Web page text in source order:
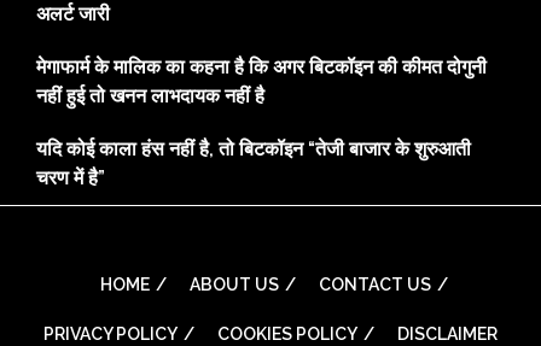
अलर्ट जारी
मेगाफार्म के मालिक का कहना है कि अगर बिटकॉइन की कीमत दोगुनी
नहीं हुई तो खनन लाभदायक नहीं है
यदि कोई काला हंस नहीं है, तो बिटकॉइन “तेजी बाजार के शुरुआती
चरण में है”
HOME ABOUT US CONTACT US
PRIVACY POLICY COOKIES POLICY DISCLAIMER